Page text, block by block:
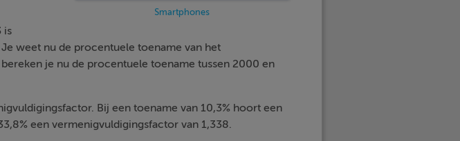
Smartphones
is
weet nu de procentuele toename van het
je nu de procentuele toename tussen 2000 en
Bij een toename van 10,3% hoort een
een vermenigvuldigingsfactor van 1,338.